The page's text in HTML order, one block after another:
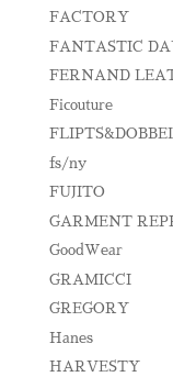
FACTORY
FANTASTIC
FERNAND
Ficouture
fs/ny
FUJITO
GARMENT
GoodWear
GRAMICCI
GREGORY
Hanes
HARVESTY